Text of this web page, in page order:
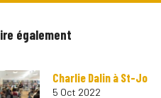
également
Charlie Dalin à St-Jo
5 Oct 2022